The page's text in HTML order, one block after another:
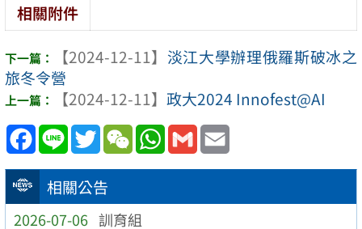
相關公告
2026-07-06 訓育組
相關附件
【2024-12-11】 淡江大學辦理俄羅斯破冰之
旅冬令營
【2024-12-11】 政大2024 Innofest@AI
Facebook
Line TwitterWeChatWhatsApp
Gmail